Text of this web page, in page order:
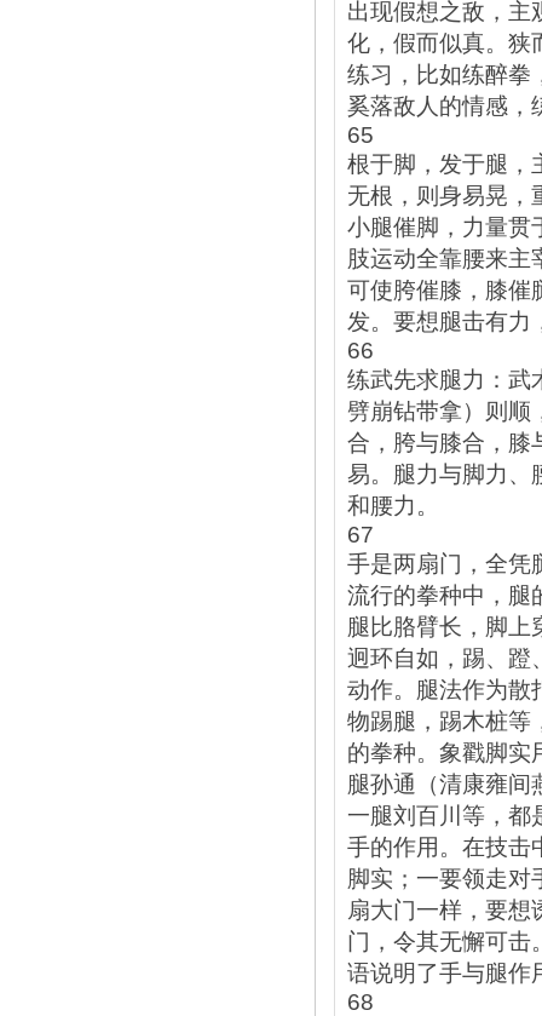
出现假想之敌，主
化，假而似真。狭
练习，比如练醉拳
奚落敌人的情感，
65
根于脚，发于腿，
无根，则身易晃，
小腿催脚，力量贯
肢运动全靠腰来主
可使胯催膝，膝催
发。要想腿击有力
66
练武先求腿力：武
劈崩钻带拿）则顺
合，胯与膝合，膝
易。腿力与脚力、
和腰力。
67
手是两扇门，全凭
流行的拳种中，腿
腿比胳臂长，脚上
迥环自如，踢、蹬
动作。腿法作为散
物踢腿，踢木桩等
的拳种。象戳脚实
腿孙通（清康雍间
一腿刘百川等，都
手的作用。在技击
脚实；一要领走对
扇大门一样，要想
门，令其无懈可击
语说明了手与腿作
68